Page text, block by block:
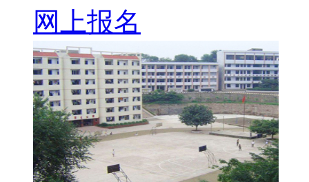
网上报名